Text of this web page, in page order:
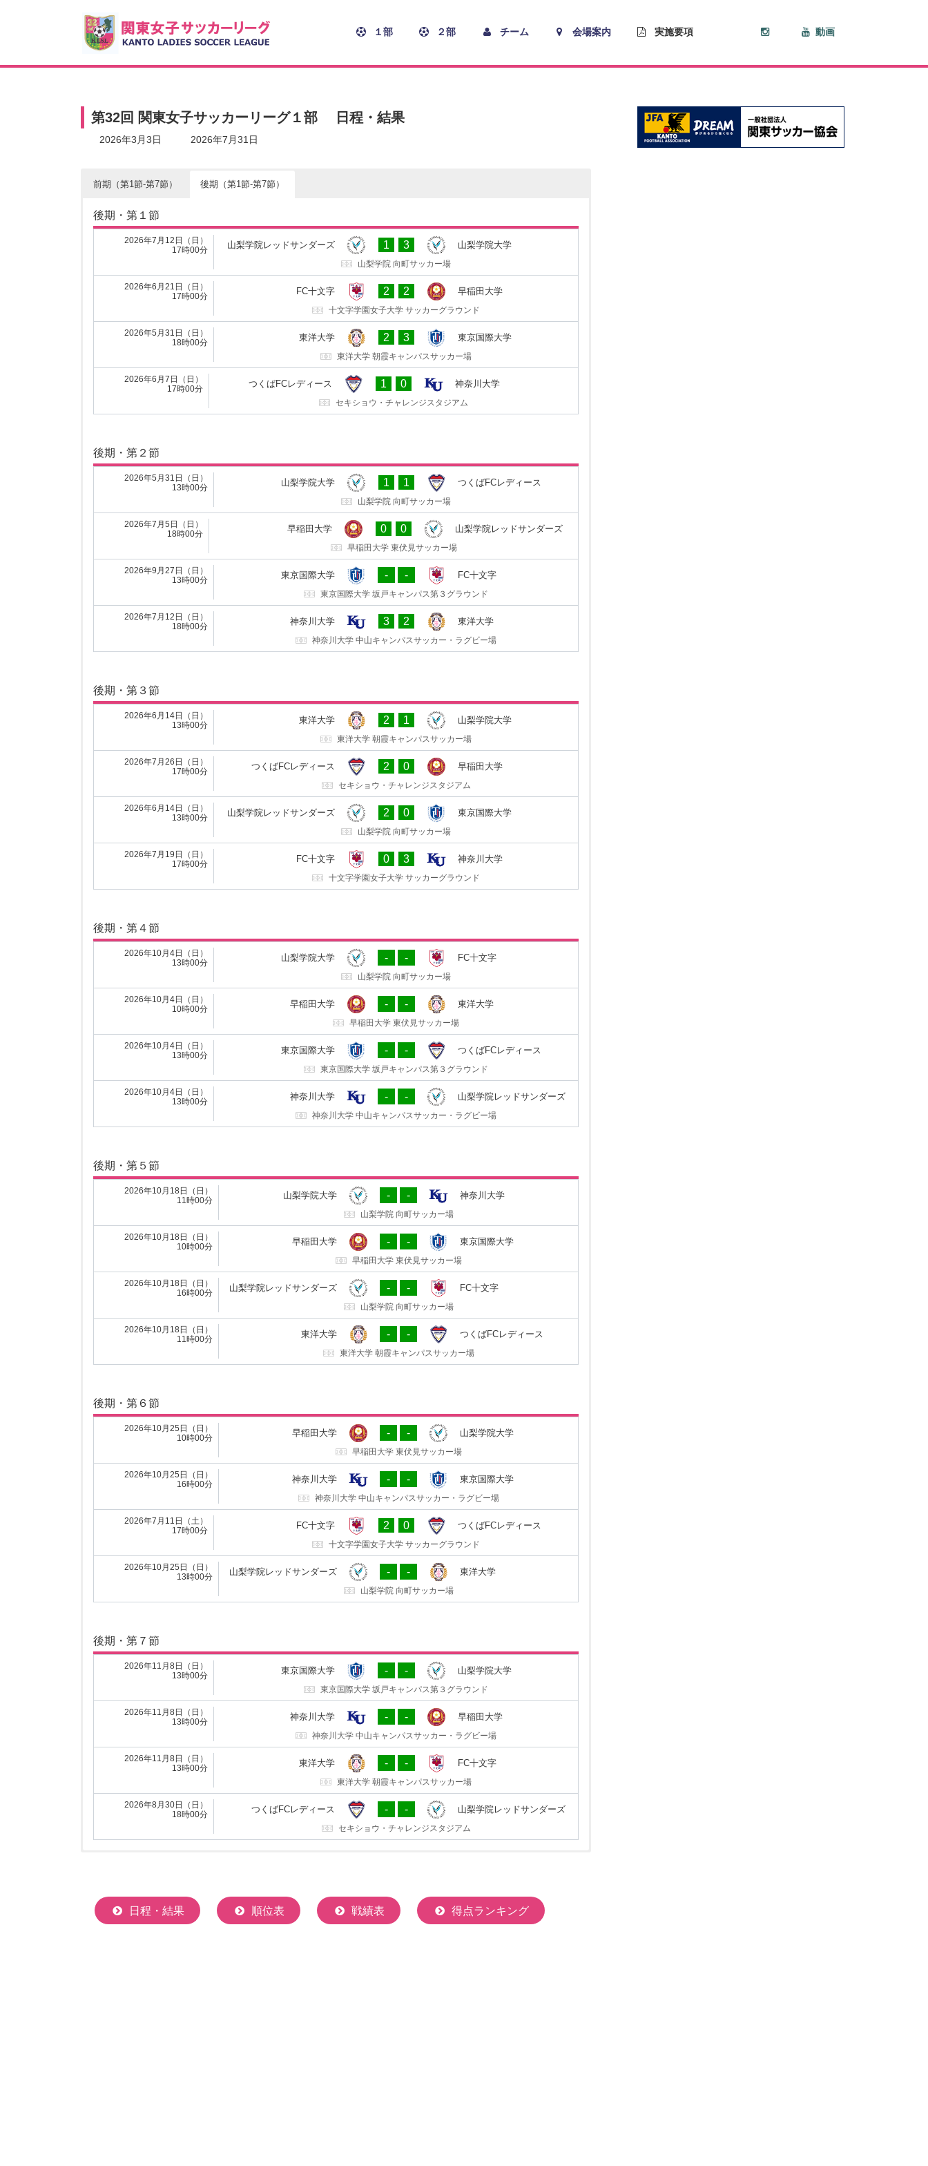
ツ
シ
１部 ２部 チーム 会場案内 実施要項 動画
第32回 関東女子サッカーリーグ１部 日程・結果
2026年3月3日
最
2026年7月31日
前期（第1節-第7節） 後期（第1節-第7節）
2026年4月5日（日）
13時00分
山梨学院 向町サッカー場
2026年4月5日（日）
16時00分
早稲田大学 東伏見サッカー場
2026年4月5日（日）
13時00分
東京国際大学 坂戸キャンパス第３グラウンド
2026年4月5日（日）
13時00分
神奈川大学 中山キャンパスサッカー・ラグビー場
2026年4月12日（日）
16時00分
セキショウ・チャレンジスタジアム
2026年4月12日（日）
13時00分
山梨学院 向町サッカー場
2026年4月12日（日）
16時00分
1 1
十文字学園女子大学 サッカーグラウンド
2026年4月11日（土）
10時00分
東洋大学 朝霞キャンパスサッカー場
2026年4月19日（日）
13時00分
山梨学院 向町サッカー場
2026年4月19日（日）
16時00分
早稲田大学 東伏見サッカー場
2026年4月19日（日）
13時00分
東京国際大学 坂戸キャンパス第３グラウンド
2026年4月19日（日）
13時00分
神奈川大学 中山キャンパスサッカー・ラグビー場
2026年4月26日（日）
17時00分
3 4
十文字学園女子大学 サッカーグラウンド
2026年4月26日（日）
18時00分
2 0
東洋大学 朝霞キャンパスサッカー場
2026年4月26日（日）
18時00分
0 2
セキショウ・チャレンジスタジアム
2026年4月25日（土）
13時00分
8 1
山梨学院 向町サッカー場
2026年5月3日（日）
13時00分
3 2
神奈川大学 中山キャンパスサッカー・ラグビー場
2026年5月3日（日）
10時00分
3 0
東京国際大学 坂戸キャンパス第３グラウンド
2026年5月3日（日）
17時00分
2 0
十文字学園女子大学 サッカーグラウンド
2026年5月3日（日）
13時00分
0 4
セキショウ・チャレンジスタジアム
2026年5月10日（日）
13時00分
2 0
山梨学院 向町サッカー場
2026年5月10日（日）
13時00分
0 0
東京国際大学 坂戸キャンパス第３グラウンド
2026年5月10日（日）
18時00分
セキショウ・チャレンジスタジアム
2026年5月9日（土）
10時00分
1 1
東洋大学 朝霞キャンパスサッカー場
2026年5月17日（日）
11時00分
1 2
山梨学院 向町サッカー場
2026年5月16日（土）
18時00分
2 2
早稲田大学 東伏見サッカー場
2026年5月17日（日）
17時00分
0 9
十文字学園女子大学 サッカーグラウンド
2026年5月17日（日）
16時00分
2 0
山梨学院 向町サッカー場
後期・第１節
2026年7月12日（日）
17時00分
山梨学院レッドサンダーズ 1 3 山梨学院大学
山梨学院 向町サッカー場
2026年6月21日（日）
17時00分
FC十文字 2 2 早稲田大学
十文字学園女子大学 サッカーグラウンド
2026年5月31日（日）
18時00分
東洋大学 2 3 東京国際大学
東洋大学 朝霞キャンパスサッカー場
2026年6月7日（日）
17時00分
つくばFCレディース 1 0 神奈川大学
セキショウ・チャレンジスタジアム
後期・第２節
2026年5月31日（日）
13時00分
山梨学院大学 1 1 つくばFCレディース
山梨学院 向町サッカー場
2026年7月5日（日）
18時00分
早稲田大学 0 0 山梨学院レッドサンダーズ
早稲田大学 東伏見サッカー場
2026年9月27日（日）
13時00分
東京国際大学 - - FC十文字
東京国際大学 坂戸キャンパス第３グラウンド
2026年7月12日（日）
18時00分
神奈川大学 3 2 東洋大学
神奈川大学 中山キャンパスサッカー・ラグビー場
後期・第３節
2026年6月14日（日）
13時00分
東洋大学 2 1 山梨学院大学
東洋大学 朝霞キャンパスサッカー場
2026年7月26日（日）
17時00分
つくばFCレディース 2 0 早稲田大学
セキショウ・チャレンジスタジアム
2026年6月14日（日）
13時00分
山梨学院レッドサンダーズ 2 0 東京国際大学
山梨学院 向町サッカー場
2026年7月19日（日）
17時00分
FC十文字 0 3 神奈川大学
十文字学園女子大学 サッカーグラウンド
後期・第４節
2026年10月4日（日）
13時00分
山梨学院大学 - - FC十文字
山梨学院 向町サッカー場
2026年10月4日（日）
10時00分
早稲田大学 - - 東洋大学
早稲田大学 東伏見サッカー場
2026年10月4日（日）
13時00分
東京国際大学 - - つくばFCレディース
東京国際大学 坂戸キャンパス第３グラウンド
2026年10月4日（日）
13時00分
神奈川大学 - - 山梨学院レッドサンダーズ
神奈川大学 中山キャンパスサッカー・ラグビー場
後期・第５節
2026年10月18日（日）
11時00分
山梨学院大学 - - 神奈川大学
山梨学院 向町サッカー場
2026年10月18日（日）
10時00分
早稲田大学 - - 東京国際大学
早稲田大学 東伏見サッカー場
2026年10月18日（日）
16時00分
山梨学院レッドサンダーズ - - FC十文字
山梨学院 向町サッカー場
2026年10月18日（日）
11時00分
東洋大学 - - つくばFCレディース
東洋大学 朝霞キャンパスサッカー場
後期・第６節
2026年10月25日（日）
10時00分
早稲田大学 - - 山梨学院大学
早稲田大学 東伏見サッカー場
2026年10月25日（日）
16時00分
神奈川大学 - - 東京国際大学
神奈川大学 中山キャンパスサッカー・ラグビー場
2026年7月11日（土）
17時00分
FC十文字 2 0 つくばFCレディース
十文字学園女子大学 サッカーグラウンド
2026年10月25日（日）
13時00分
山梨学院レッドサンダーズ - - 東洋大学
山梨学院 向町サッカー場
後期・第７節
2026年11月8日（日）
13時00分
東京国際大学 - - 山梨学院大学
東京国際大学 坂戸キャンパス第３グラウンド
2026年11月8日（日）
13時00分
神奈川大学 - - 早稲田大学
神奈川大学 中山キャンパスサッカー・ラグビー場
2026年11月8日（日）
13時00分
東洋大学 - - FC十文字
東洋大学 朝霞キャンパスサッカー場
2026年8月30日（日）
18時00分
つくばFCレディース - - 山梨学院レッドサンダーズ
セキショウ・チャレンジスタジアム
日程・結果 順位表 戦績表 得点ランキング